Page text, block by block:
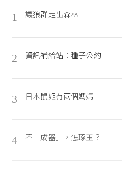
1 讓狼群走出森林
2 資訊補給站：種子公約
3 日本鼠姬有兩個媽媽
4 不「成器」，怎琢玉？